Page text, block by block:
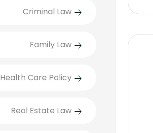
Criminal Law
Family Law
Health Care Policy
Real Estate Law